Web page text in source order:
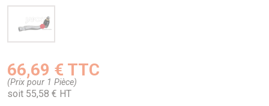
66,69 € TTC
(Prix pour 1 Pièce)
soit 55,58 € HT